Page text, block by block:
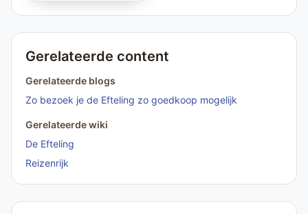
Gerelateerde content
Gerelateerde blogs
Zo bezoek je de Efteling zo goedkoop mogelijk
Gerelateerde wiki
De Efteling
Reizenrijk